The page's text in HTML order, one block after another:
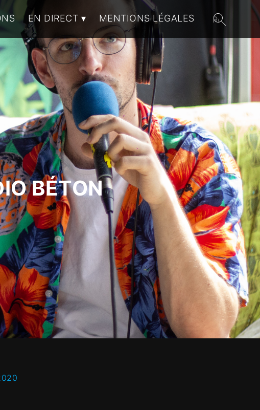
EN DIRECT MENTIONS LÉGALES
BÉTON